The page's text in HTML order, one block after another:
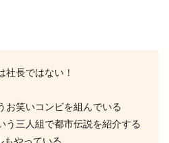
社長ではない！
お笑いコンビを組んでいる
う三人組で都市伝説を紹介する
やっている